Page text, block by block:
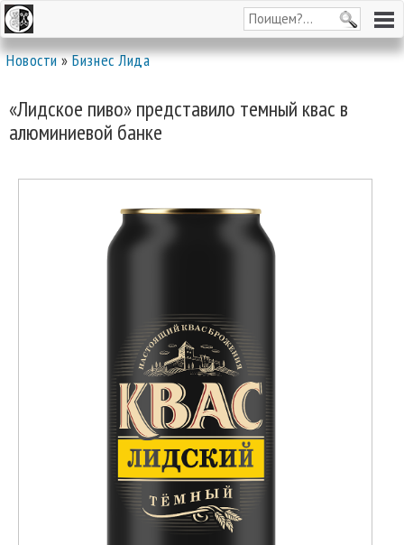
Новости»Бизнес Лида
«Лидское пиво» представило темный квас в
алюминиевой банке